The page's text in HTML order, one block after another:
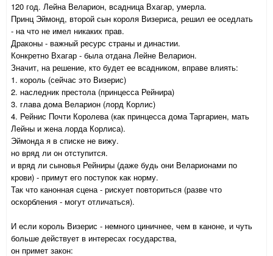
120 год. Лейна Веларион, всадница Вхагар, умерла.
Принц Эймонд, второй сын короля Визериса, решил ее оседлать
- на что не имел никаких прав.
Драконы - важный ресурс страны и династии.
Конкретно Вхагар - была отдана Лейне Веларион.
Значит, на решение, кто будет ее всадником, вправе влиять:
1. король (сейчас это Визерис)
2. наследник престола (принцесса Рейнира)
3. глава дома Веларион (лорд Корлис)
4. Рейнис Почти Королева (как принцесса дома Таргариен, мать
Лейны и жена лорда Корлиса).
Эймонда я в списке не вижу.
но вряд ли он отступится.
и вряд ли сыновья Рейниры (даже будь они Веларионами по
крови) - примут его поступок как норму.
Так что канонная сцена - рискует повториться (разве что
оскорбления - могут отличаться).
И если король Визерис - немного циничнее, чем в каноне, и чуть
больше действует в интересах государства,
он примет закон: